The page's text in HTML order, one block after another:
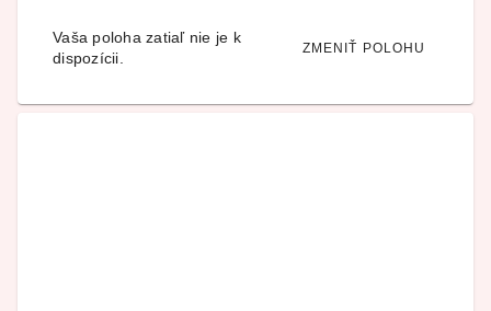
Vaša poloha zatiaľ nie je k
dispozícii.
ZMENIŤ POLOHU